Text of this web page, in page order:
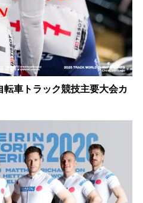
転車トラック競技主要大会カ